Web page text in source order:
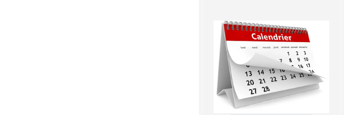
(Réservé aux licenciés d'Angerville)
Droit de piste annuel autre
club : voir avec le RKO sur le
circuit